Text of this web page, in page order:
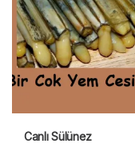
Canlı Sülünez